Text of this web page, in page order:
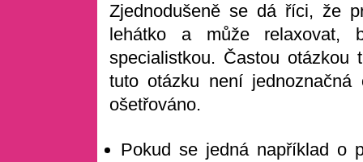
Zjednodušeně se dá říci, že
lehátko a může
specialistkou. Častou
tuto otázku není
ošetřováno.
Pokud se jedná například o